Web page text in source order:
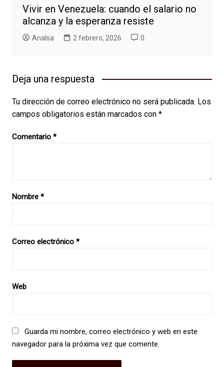
Vivir en Venezuela: cuando el salario no
alcanza y la esperanza resiste
AnaIsa 2 febrero, 2026 0
Deja una respuesta
Tu dirección de correo electrónico no será publicada. Los
campos obligatorios están marcados con *
Comentario *
Nombre *
Correo electrónico *
Web
Guarda mi nombre, correo electrónico y web en este
navegador para la próxima vez que comente.